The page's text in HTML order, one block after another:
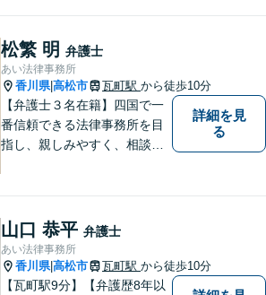
松繁 明 弁護士
あい法律事務所
香川県|高松市 瓦町駅 から徒歩10分
【弁護士３名在籍】四国で一
番信頼できる法律事務所を目
指し、親しみやすく、相談し
詳細を見
る
山口 恭平 弁護士
あい法律事務所
香川県|高松市 瓦町駅 から徒歩10分
【瓦町駅9分】【弁護歴8年以